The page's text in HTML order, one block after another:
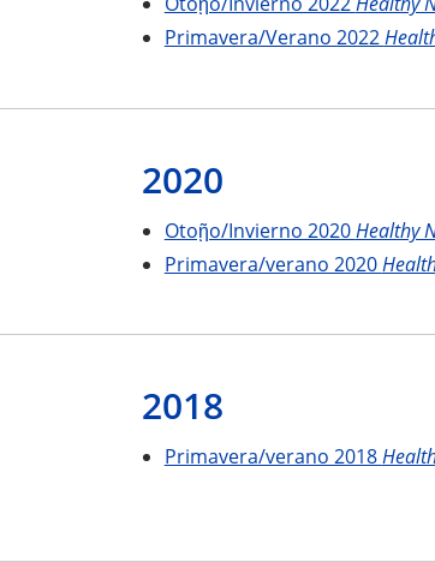
Primavera/Verano 2022
2020
Otoῇo/Invierno 2020 Healthy
Primavera/verano 2020
2018
Primavera/verano 2018